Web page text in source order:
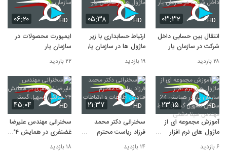
۰۳:۳۲ HD
انتقال بین حسابی داخل
شرکت در سازمان یار
۲۸ بازدید
۰۵:۳۸ HD
ارتباط حسابداری با زیر
ماژول ها در سازمان یار
۱۹ بازدید
۰۶:۲۰ HD
ایمپورت محصولات در
سازمان یار
۲۲ بازدید
۲۳:۱۵ HD
آموزش مجموعه ای از
ماژول های نرم افزار
سازمان یار در همایش
24 سالگی تسهیل گستر
۶ بازدید
۲۱:۳۷ HD
سخنرانی دکتر محمد
فرزاد ریاست محترم
فناوری اطلاعات و
ارتباطات
۱۴ بازدید
۴۵:۰۴ HD
سخنرانی مهندس علیرضا
غضنفری در همایش ۲۴
سالگی تسهیل گستر
۱۸ بازدید